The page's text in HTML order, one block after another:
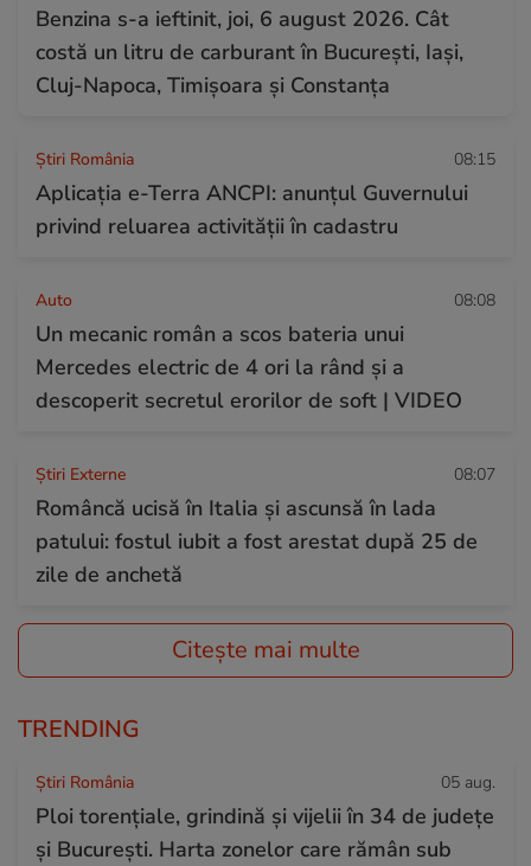
Benzina s-a ieftinit, joi, 6 august 2026. Cât
costă un litru de carburant în București, Iași,
Cluj-Napoca, Timișoara și Constanța
Știri România 08:15
Aplicația e-Terra ANCPI: anunțul Guvernului
privind reluarea activității în cadastru
Auto 08:08
Un mecanic român a scos bateria unui
Mercedes electric de 4 ori la rând și a
descoperit secretul erorilor de soft | VIDEO
Știri Externe 08:07
Româncă ucisă în Italia și ascunsă în lada
patului: fostul iubit a fost arestat după 25 de
zile de anchetă
Citește mai multe
TRENDING
Știri România 05 aug.
Ploi torențiale, grindină și vijelii în 34 de județe
și București. Harta zonelor care rămân sub